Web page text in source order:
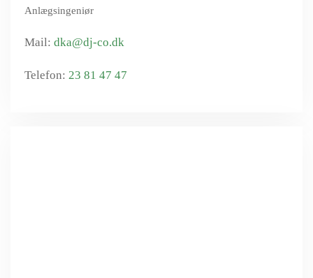
Anlægsingeniør
dka@dj-co.dk
23 81 47 47